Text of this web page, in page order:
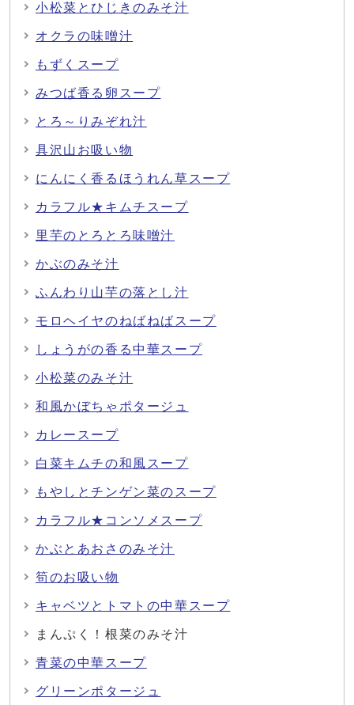
小松菜とひじきのみそ汁
オクラの味噌汁
もずくスープ
みつば香る卵スープ
とろ～りみぞれ汁
具沢山お吸い物
にんにく香るほうれん草スープ
カラフル★キムチスープ
里芋のとろとろ味噌汁
かぶのみそ汁
ふんわり山芋の落とし汁
モロヘイヤのねばねばスープ
しょうがの香る中華スープ
小松菜のみそ汁
和風かぼちゃポタージュ
カレースープ
白菜キムチの和風スープ
もやしとチンゲン菜のスープ
カラフル★コンソメスープ
かぶとあおさのみそ汁
筍のお吸い物
キャベツとトマトの中華スープ
まんぷく！根菜のみそ汁
青菜の中華スープ
グリーンポタージュ